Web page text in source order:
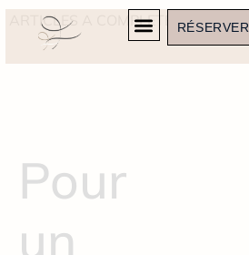
RÉSERVER
ARTICLES A COMPLETER
Pour
un